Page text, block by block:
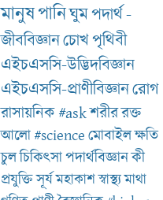
মানুষপানিঘুমপদার্থ-
জীববিজ্ঞানচোখপৃথিবী
এইচএসসি-উদ্ভিদবিজ্ঞান
এইচএসসি-প্রাণীবিজ্ঞানরোগ
রাসায়নিক#askশরীররক্ত
আলো#scienceমোবাইলক্ষতি
চুলচিকিৎসাপদার্থবিজ্ঞানকী
প্রযুক্তিসূর্যমহাকাশস্বাস্থ্যমাথা